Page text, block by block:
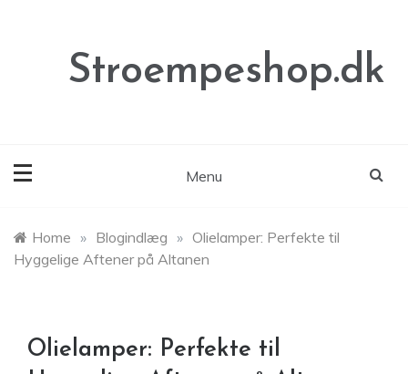
Stroempeshop.dk
Menu
Home » Blogindlæg » Olielamper: Perfekte til
Hyggelige Aftener på Altanen
Olielamper: Perfekte til